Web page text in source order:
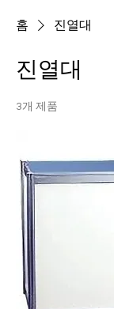
홈 진열대
진열대
3개 제품